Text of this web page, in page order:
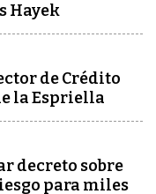
Hayek
de Crédito
la Espriella
decreto sobre
para miles